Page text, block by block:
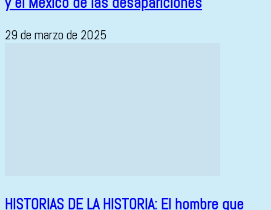
29 de marzo de 2025
HISTORIAS DE LA HISTORIA: El hombre que